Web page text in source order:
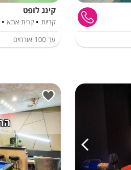
קינג לופט
קריות קרית אתא
עד 100 אורחים